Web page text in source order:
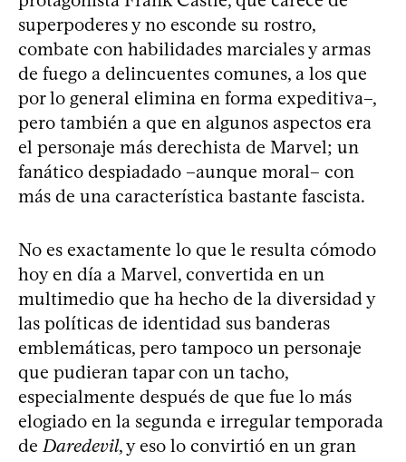
superpoderes y no esconde su rostro,
combate con habilidades marciales y armas
de fuego a delincuentes comunes, a los que
por lo general elimina en forma expeditiva–,
pero también a que en algunos aspectos era
el personaje más derechista de Marvel; un
fanático despiadado –aunque moral– con
más de una característica bastante fascista.
No es exactamente lo que le resulta cómodo
hoy en día a Marvel, convertida en un
multimedio que ha hecho de la diversidad y
las políticas de identidad sus banderas
emblemáticas, pero tampoco un personaje
que pudieran tapar con un tacho,
especialmente después de que fue lo más
elogiado en la segunda e irregular temporada
de Daredevil, y eso lo convirtió en un gran